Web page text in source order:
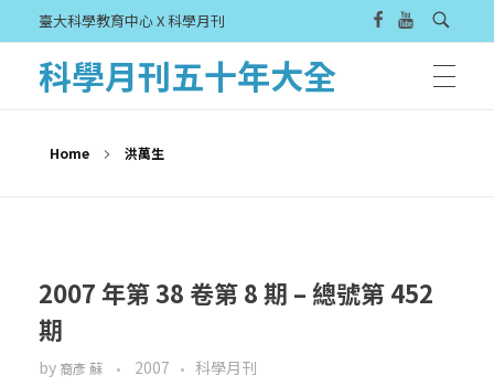
臺大科學教育中心 X 科學月刊
科學月刊五十年大全
Home 洪萬生
2007 年第 38 卷第 8 期 – 總號第 452
期
by 裔彥 蘇 2007 科學月刊